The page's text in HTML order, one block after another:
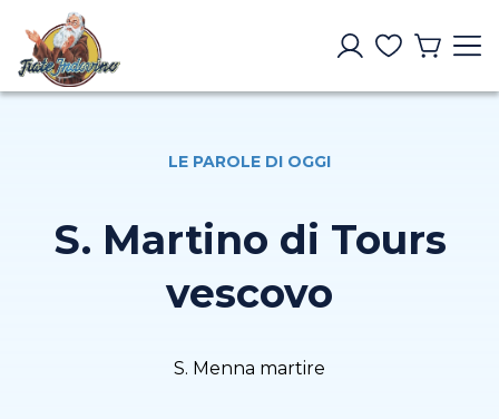
LE PAROLE DI OGGI
S. Martino di Tours
vescovo
S. Menna martire